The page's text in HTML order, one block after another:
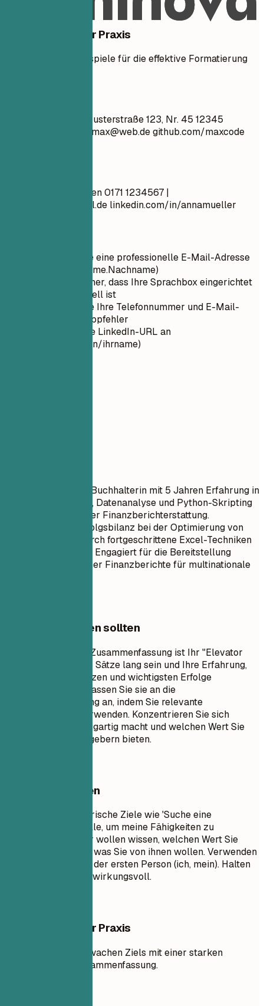
Beispiele aus der Praxis
Sehen Sie klare Beispiele für die effektive Formatierung
Max Mustermann Musterstraße 123, Nr. 45 12345
super_max@web.degithub.com/maxcode
Anna Müller München 0171 1234567 |
anna.mueller@email.de linkedin.com/in/annamueller
Verwenden Sie eine professionelle E-Mail-Adresse
(Format: Vorname.Nachname)
Stellen Sie sicher, dass Ihre Sprachbox eingerichtet
und professionell ist
Überprüfen Sie Ihre Telefonnummer und E-Mail-
Adresse auf Tippfehler
Passen Sie Ihre LinkedIn-URL an
(linkedin.com/in/ihrname)
Ergebnisorientierte Buchhalterin mit 5 Jahren Erfahrung in
Finanzmodellierung, Datenanalyse und Python-Skripting
zur Verbesserung der Finanzberichterstattung.
Nachgewiesene Erfolgsbilanz bei der Optimierung von
Finanzstrategien durch fortgeschrittene Excel-Techniken
und Python-Skripte. Engagiert für die Bereitstellung
genauer und zeitnaher Finanzberichte für multinationale
Worauf Sie achten sollten
Eine professionelle Zusammenfassung ist Ihr "Elevator
Pitch". Sie sollte 3-5 Sätze lang sein und Ihre Erfahrung,
Schlüsselkompetenzen und wichtigsten Erfolge
zusammenfassen. Passen Sie sie an die
Stellenausschreibung an, indem Sie relevante
Schlüsselwörter verwenden. Konzentrieren Sie sich
darauf, was Sie einzigartig macht und welchen Wert Sie
potenziellen Arbeitgebern bieten.
Besser vermeiden
Vermeiden Sie generische Ziele wie 'Suche eine
herausfordernde Rolle, um meine Fähigkeiten zu
erweitern.' Recruiter wollen wissen, welchen Wert Sie
ihnen bringen, nicht, was Sie von ihnen wollen. Verwenden
Sie keine Pronomen der ersten Person (ich, mein). Halten
Sie es prägnant und wirkungsvoll.
Beispiele aus der Praxis
Vergleich eines schwachen Ziels mit einer starken
professionellen Zusammenfassung.